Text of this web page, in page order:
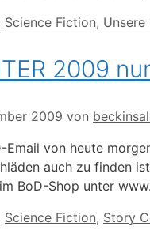
Science Fiction, Unsere
2009
2009 von
Email von heute
auch zu finden
BoD-Shop unter
Science Fiction, Story